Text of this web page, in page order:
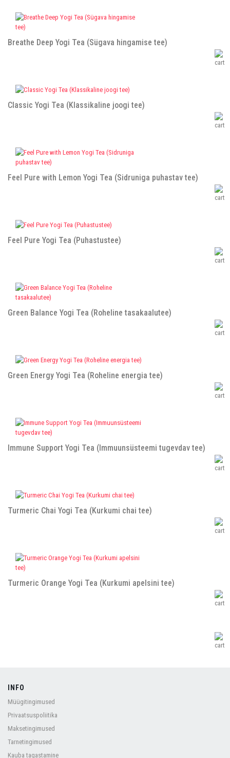
Breathe Deep Yogi Tea (Sügava hingamise tee)
Classic Yogi Tea (Klassikaline joogi tee)
Feel Pure with Lemon Yogi Tea (Sidruniga puhastav tee)
Feel Pure Yogi Tea (Puhastustee)
Green Balance Yogi Tea (Roheline tasakaalutee)
Green Energy Yogi Tea (Roheline energia tee)
Immune Support Yogi Tea (Immuunsüsteemi tugevdav tee)
Turmeric Chai Yogi Tea (Kurkumi chai tee)
Turmeric Orange Yogi Tea (Kurkumi apelsini tee)
INFO
Müügitingimused
Privaatsuspoliitika
Maksetingimused
Tarnetingimused
Kauba tagastamine